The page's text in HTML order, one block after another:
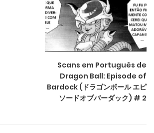
Scans em Português de
Dragon Ball: Episode of
Bardock (ドラゴンボール エピ
ソードオブバーダック) # 2